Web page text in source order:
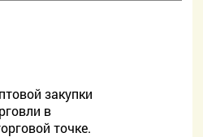
закупки
в
точке.